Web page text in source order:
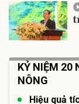
KỶ NIỆM 20
NÔNG
Hiệu quả